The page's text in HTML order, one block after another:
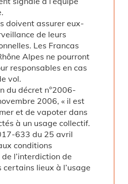
doivent assurer eux-
de leurs
Les Francas
Alpes ne pourront
responsables en cas
vol.
du décret n°2006-
2006, « il est
et de vapoter dans
à un usage collectif.
633 du 25 avril
conditions
l’interdiction de
lieux à l’usage